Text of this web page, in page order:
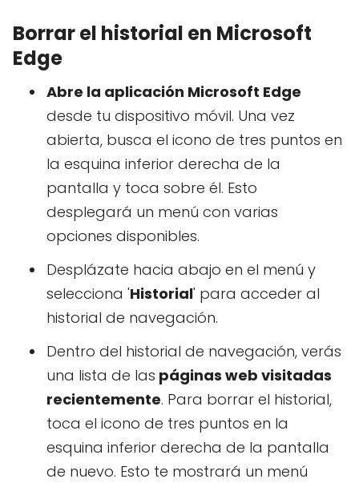
Borrar el historial en Microsoft
Edge
Abre la aplicación Microsoft Edge
desde tu dispositivo móvil. Una vez
abierta, busca el icono de tres puntos en
la esquina inferior derecha de la
pantalla y toca sobre él. Esto
desplegará un menú con varias
opciones disponibles.
Desplázate hacia abajo en el menú y
selecciona 'Historial' para acceder al
historial de navegación.
Dentro del historial de navegación, verás
una lista de las páginas web visitadas
recientemente. Para borrar el historial,
toca el icono de tres puntos en la
esquina inferior derecha de la pantalla
de nuevo. Esto te mostrará un menú